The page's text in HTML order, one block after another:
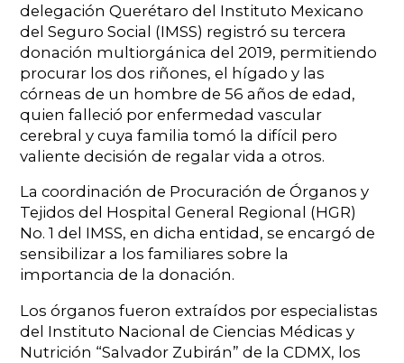
delegación Querétaro del Instituto Mexicano
del Seguro Social (IMSS) registró su tercera
donación multiorgánica del 2019, permitiendo
procurar los dos riñones, el hígado y las
córneas de un hombre de 56 años de edad,
quien falleció por enfermedad vascular
cerebral y cuya familia tomó la difícil pero
valiente decisión de regalar vida a otros.
La coordinación de Procuración de Órganos y
Tejidos del Hospital General Regional (HGR)
No. 1 del IMSS, en dicha entidad, se encargó de
sensibilizar a los familiares sobre la
importancia de la donación.
Los órganos fueron extraídos por especialistas
del Instituto Nacional de Ciencias Médicas y
Nutrición “Salvador Zubirán” de la CDMX, los